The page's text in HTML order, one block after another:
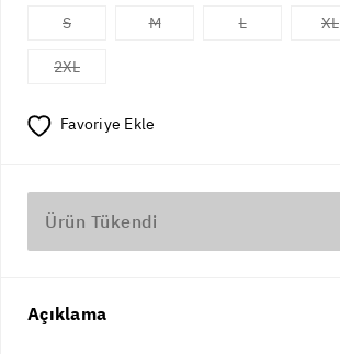
S M L XL
2XL
Favoriye Ekle
Ürün Tükendi
Açıklama